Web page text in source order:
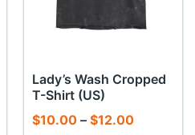
Lady’s Wash Cropped
T-Shirt (US)
$10.00 – $12.00Khoảng